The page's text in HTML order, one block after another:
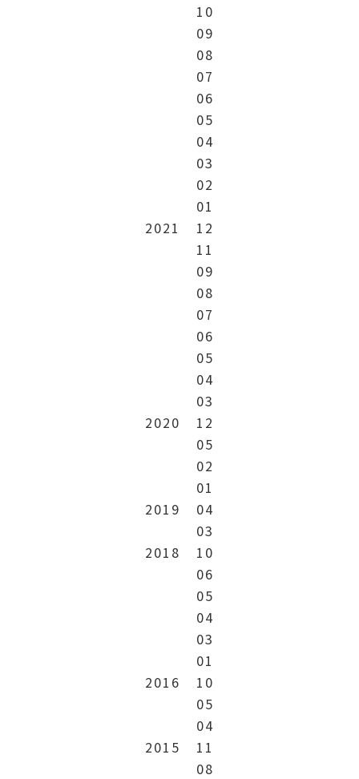
10
09
08
07
06
05
04
03
02
01
2021
12
11
09
08
07
06
05
04
03
2020
12
05
02
01
2019
04
03
2018
10
06
05
04
03
01
2016
10
05
04
2015
11
08